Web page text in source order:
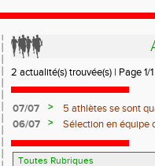
2 actualité(s) trouvée(s) | Page 1/1
07/07 >
5 athlètes se sont
Juniors à Evry-
06/07 >
Sélection en équipe